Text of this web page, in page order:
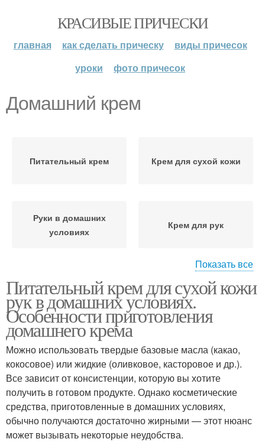
КРАСИВЫЕ ПРИЧЕСКИ
главная как сделать прическу
виды причесок
уроки
фото причесок
Домашний крем
Питательный крем Крем для сухой кожи
Руки в домашних
условиях
Крем для рук
Хороший крем Питательные кремы
Крем против морщин Эффективные кремы
Кремы от морщин Крем для лица
Показать все
Питательный крем для сухой кожи
рук в домашних условиях.
Особенности приготовления
домашнего крема
Можно использовать твердые базовые масла (какао,
кокосовое) или жидкие (оливковое, касторовое и др.).
Все зависит от консистенции, которую вы хотите
получить в готовом продукте. Однако косметические
средства, приготовленные в домашних условиях,
обычно получаются достаточно жирными — этот нюанс
может вызывать некоторые неудобства.